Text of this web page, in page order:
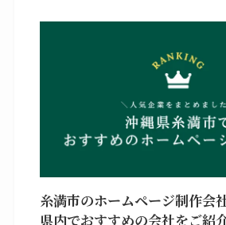
糸満市のホームページ制作会
県内でおすすめの会社をご紹